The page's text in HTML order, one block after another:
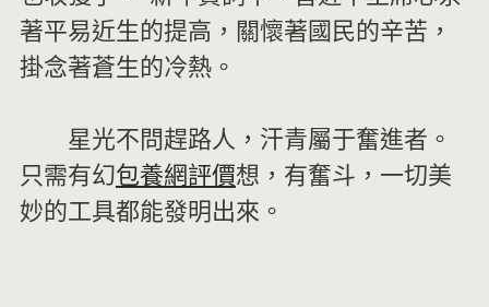
著平易近生的提高，關懷著國民的辛苦，
掛念著蒼生的冷熱。
星光不問趕路人，汗青屬于奮進者。
只需有幻包養網評價想，有奮斗，一切美
妙的工具都能發明出來。